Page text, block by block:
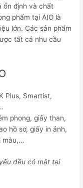
ổn định và chất
phẩm tại AIO là
lớn. Các sản phẩm
tất cả nhu cầu
Plus, Smartist,
phong, giấy than,
hồ sơ, giấy in ảnh,
màu,…
đều có mặt tại